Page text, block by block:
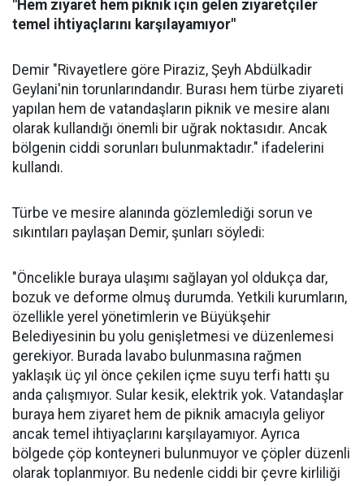
"Hem ziyaret hem piknik için gelen ziyaretçiler
temel ihtiyaçlarını karşılayamıyor"
Demir "Rivayetlere göre Piraziz, Şeyh Abdülkadir
Geylani'nin torunlarındandır. Burası hem türbe ziyareti
yapılan hem de vatandaşların piknik ve mesire alanı
olarak kullandığı önemli bir uğrak noktasıdır. Ancak
bölgenin ciddi sorunları bulunmaktadır." ifadelerini
kullandı.
Türbe ve mesire alanında gözlemlediği sorun ve
sıkıntıları paylaşan Demir, şunları söyledi:
"Öncelikle buraya ulaşımı sağlayan yol oldukça dar,
bozuk ve deforme olmuş durumda. Yetkili kurumların,
özellikle yerel yönetimlerin ve Büyükşehir
Belediyesinin bu yolu genişletmesi ve düzenlemesi
gerekiyor. Burada lavabo bulunmasına rağmen
yaklaşık üç yıl önce çekilen içme suyu terfi hattı şu
anda çalışmıyor. Sular kesik, elektrik yok. Vatandaşlar
buraya hem ziyaret hem de piknik amacıyla geliyor
ancak temel ihtiyaçlarını karşılayamıyor. Ayrıca
bölgede çöp konteyneri bulunmuyor ve çöpler düzenli
olarak toplanmıyor. Bu nedenle ciddi bir çevre kirliliği